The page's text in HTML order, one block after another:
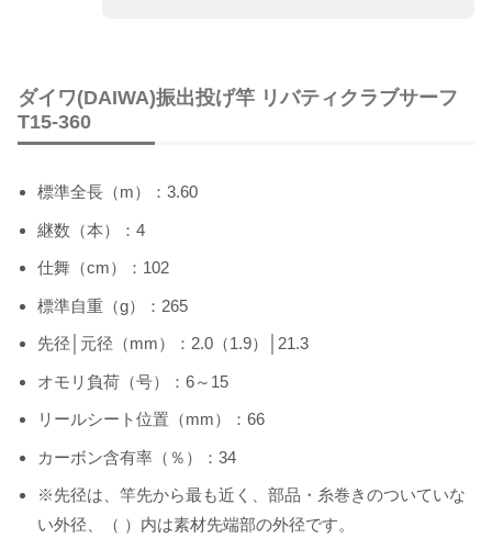
ダイワ(DAIWA)振出投げ竿 リバティクラブサーフ
T15-360
標準全長（m）：3.60
継数（本）：4
仕舞（cm）：102
標準自重（g）：265
先径│元径（mm）：2.0（1.9）│21.3
オモリ負荷（号）：6～15
リールシート位置（mm）：66
カーボン含有率（％）：34
※先径は、竿先から最も近く、部品・糸巻きのついていな
い外径、（ ）内は素材先端部の外径です。